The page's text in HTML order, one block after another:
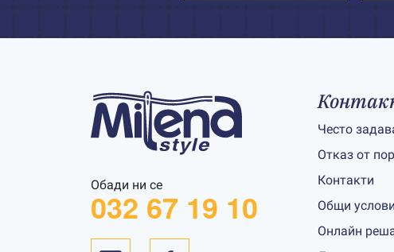
Обади ни се
032 67 19 10
Често
Отказ от
Контакти
Общи
Онлайн